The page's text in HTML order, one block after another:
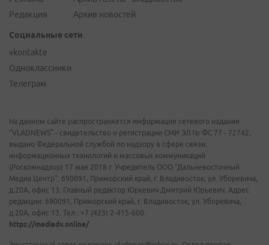
Редакция
Архив новостей
Социальные сети
vkontakte
Одноклассники
Телеграм
На данном сайте распространяется информация сетевого издания
"VLADNEWS" - свидетельство о регистрации СМИ ЭЛ № ФС 77 - 72742,
выдано Федеральной службой по надзору в сфере связи,
информационных технологий и массовых коммуникаций
(Роскомнадзор) 17 мая 2018 г. Учредитель ООО "Дальневосточный
Медиа Центр". 690091, Приморский край, г. Владивосток, ул. Уборевича,
д.20А, офис 13. Главный редактор Юркевич Дмитрий Юрьевич. Адрес
редакции: 690091, Приморский край, г. Владивосток, ул. Уборевича,
д.20А, офис 13. Тел.: +7 (423) 2-415-600.
https://mediadv.online/